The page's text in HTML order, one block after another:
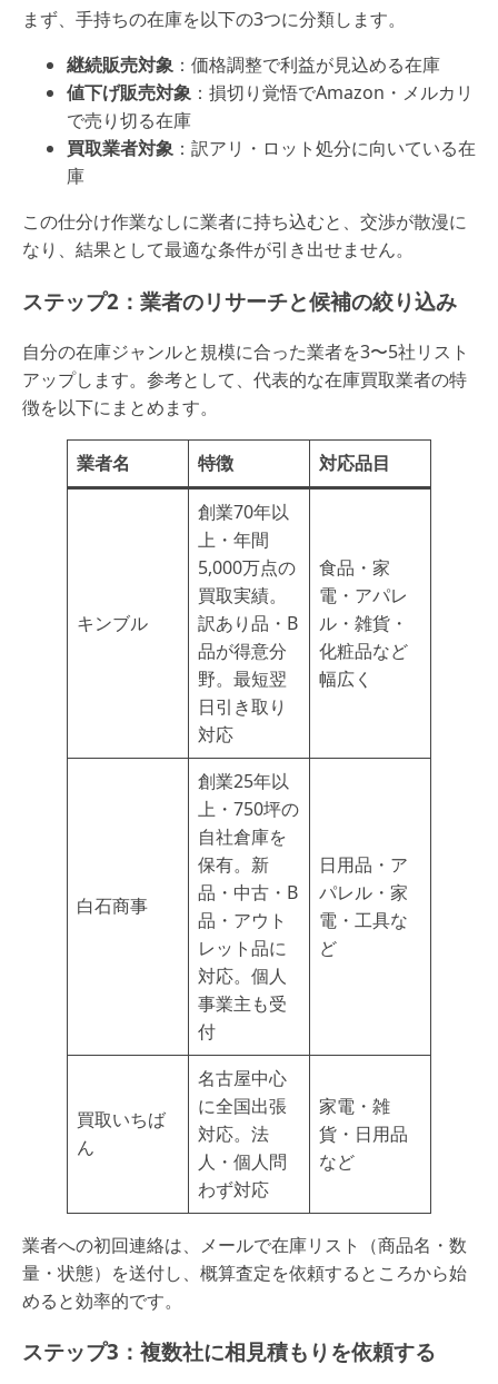
まず、手持ちの在庫を以下の3つに分類します。
継続販売対象 ：価格調整で利益が見込める在庫
値下げ販売対象 ：損切り覚悟でAmazon・メルカリ
で売り切る在庫
買取業者対象 ：訳アリ・ロット処分に向いている在
庫
この仕分け作業なしに業者に持ち込むと、交渉が散漫に
なり、結果として最適な条件が引き出せません。
ステップ2：業者のリサーチと候補の絞り込み
自分の在庫ジャンルと規模に合った業者を3〜5社リスト
アップします。参考として、代表的な在庫買取業者の特
徴を以下にまとめます。
業者名 特徴 対応品目
キンブル
創業70年以
上・年間
5,000万点の
買取実績。
訳あり品・B
品が得意分
野。最短翌
日引き取り
対応
食品・家
電・アパレ
ル・雑貨・
化粧品など
幅広く
白石商事
創業25年以
上・750坪の
自社倉庫を
保有。新
品・中古・B
品・アウト
レット品に
対応。個人
事業主も受
付
日用品・ア
パレル・家
電・工具な
ど
買取いちば
ん
名古屋中心
に全国出張
対応。法
人・個人問
わず対応
家電・雑
貨・日用品
など
業者への初回連絡は、メールで在庫リスト（商品名・数
量・状態）を送付し、概算査定を依頼するところから始
めると効率的です。
ステップ3：複数社に相見積もりを依頼する